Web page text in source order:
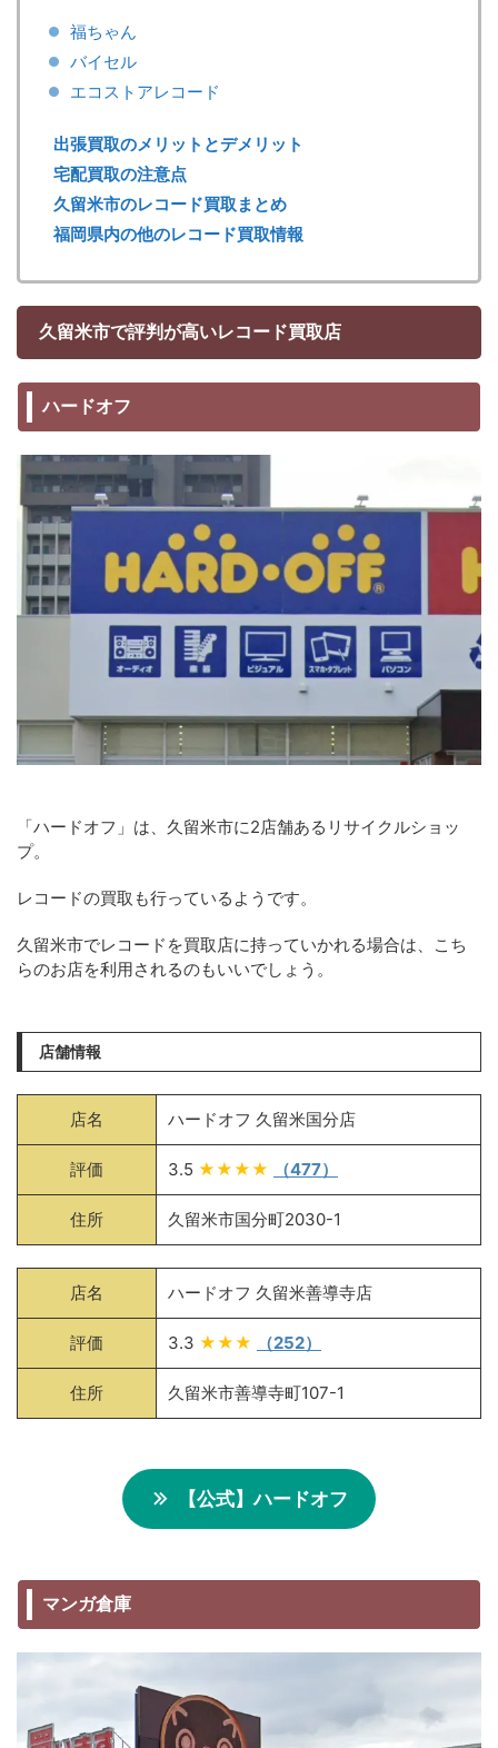
福ちゃん
バイセル
エコストアレコード
出張買取のメリットとデメリット
宅配買取の注意点
久留米市のレコード買取まとめ
福岡県内の他のレコード買取情報
久留米市で評判が高いレコード買取店
ハードオフ
「ハードオフ」は、久留米市に2店舗あるリサイクルショッ
プ。
レコードの買取も行っているようです。
久留米市でレコードを買取店に持っていかれる場合は、こち
らのお店を利用されるのもいいでしょう。
店舗情報
店名 ハードオフ 久留米国分店
評価 3.5 ★★★★ （477）
住所 久留米市国分町2030-1
店名 ハードオフ 久留米善導寺店
評価 3.3 ★★★ （252）
住所 久留米市善導寺町107-1
【公式】ハードオフ
マンガ倉庫